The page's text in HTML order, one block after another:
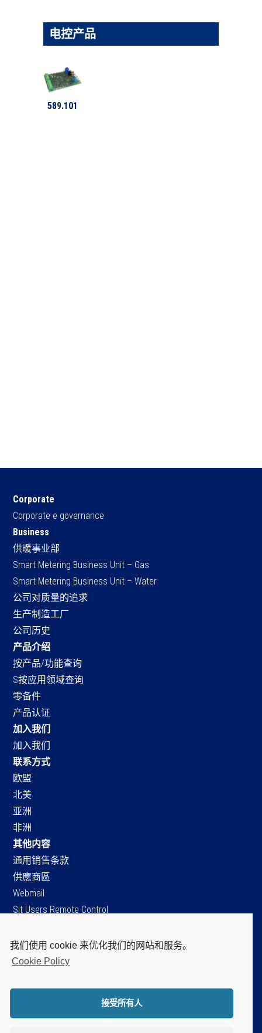
电控产品
589.101
Corporate
Corporate e governance
Business
供暖事业部
Smart Metering Business Unit – Gas
Smart Metering Business Unit – Water
公司对质量的追求
生产制造工厂
公司历史
产品介绍
按产品/功能查询
S按应用领域查询
零备件
产品认证
加入我们
加入我们
联系方式
欧盟
北美
亚洲
非洲
其他内容
通用销售条款
供應商區
Webmail
Sit Users Remote Control
SIT S.p.A.
Viale dell’Industria, 34
Cap.soc. Є 96.151.920,60 i.v.
我们使用 cookie 来优化我们的网站和服务。
Cookie Policy
接受所有人